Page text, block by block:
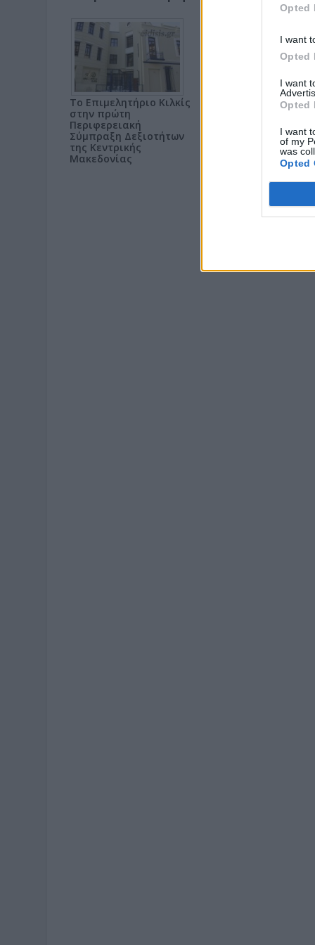
Opted
I want
Opted
I want
Opted
I want
of my
was
Opted
Το Επιμελητήριο Κιλκίς
στην πρώτη
Περιφερειακή
Σύμπραξη Δεξιοτήτων
της Κεντρικής
Μακεδονίας
Κατάμεστο το Θέατρο
Λόφου Κιλκίς στην
παράσταση «Υπηρέτης
δύο Αφεντάδων»